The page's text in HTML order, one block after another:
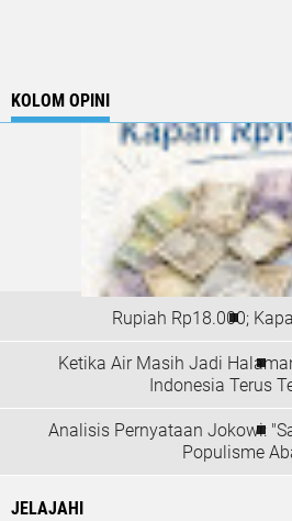
KOLOM OPINI
Rupiah Rp18.000;
Ketika Air Masih Jadi
Indonesia Terus
Analisis Pernyataan Jokowi:
Populisme
JELAJAHI